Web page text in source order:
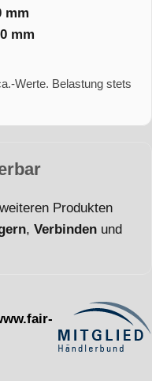
mm
mm
Werte. Belastung stets
Produkten
, Verbinden und